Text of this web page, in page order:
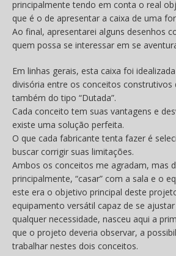
principalmente tendo em conta o real
que é o de apresentar a caixa de uma
Ao final, apresentarei alguns desenhos
quem possa se interessar em se
Em linhas gerais, esta caixa foi
divisória entre os conceitos construtivos
também do tipo “Dutada”.
Cada conceito tem suas vantagens e
existe uma solução perfeita.
O que cada fabricante tenta fazer é
buscar corrigir suas limitações.
Ambos os conceitos me agradam, mas
principalmente, “casar” com a sala e o
este era o objetivo principal deste
equipamento versátil capaz de se
qualquer necessidade, nasceu aqui a
que o projeto deveria observar, a
trabalhar nestes dois conceitos.